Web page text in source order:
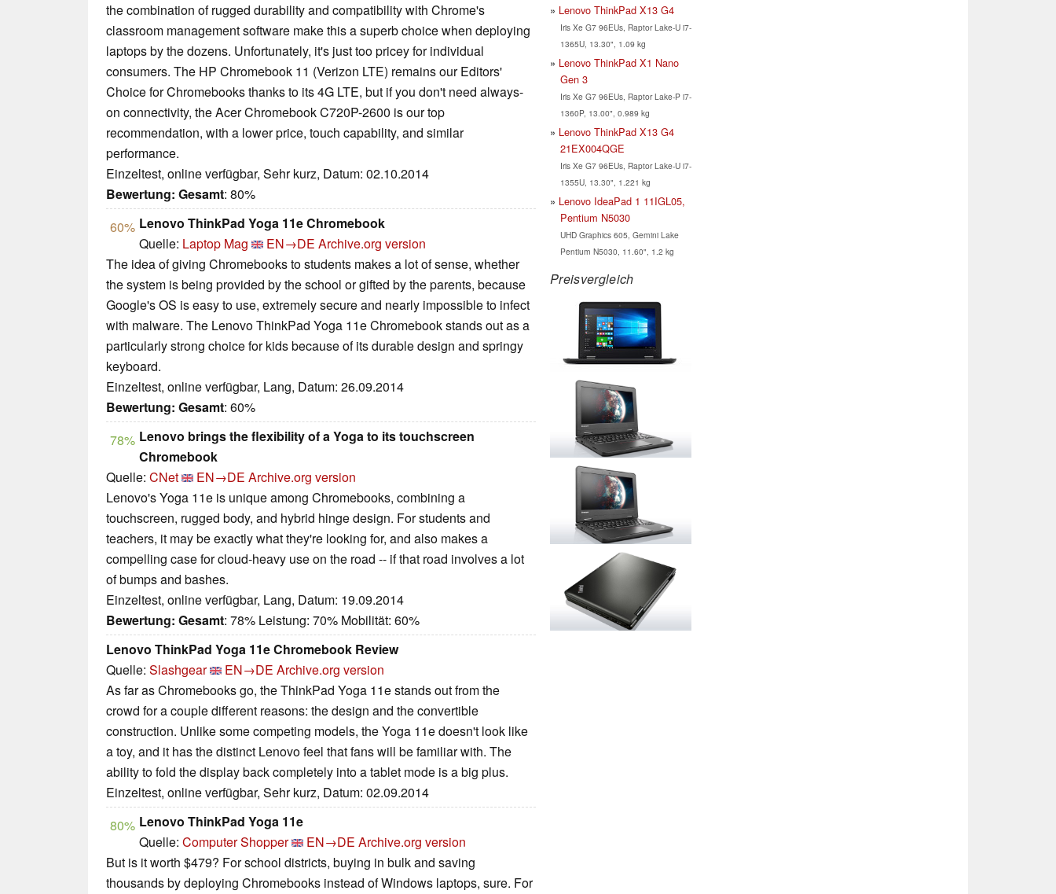
the combination of rugged durability and compatibility with Chrome's
classroom management software make this a superb choice when deploying
laptops by the dozens. Unfortunately, it's just too pricey for individual
consumers. The HP Chromebook 11 (Verizon LTE) remains our Editors'
Choice for Chromebooks thanks to its 4G LTE, but if you don't need always-
on connectivity, the Acer Chromebook C720P-2600 is our top
recommendation, with a lower price, touch capability, and similar
performance.
Einzeltest, online verfügbar, Sehr kurz, Datum: 02.10.2014
Bewertung: Gesamt: 80%
60% Lenovo ThinkPad Yoga 11e Chromebook
Quelle: Laptop Mag EN→DE Archive.org version
The idea of giving Chromebooks to students makes a lot of sense, whether
the system is being provided by the school or gifted by the parents, because
Google's OS is easy to use, extremely secure and nearly impossible to infect
with malware. The Lenovo ThinkPad Yoga 11e Chromebook stands out as a
particularly strong choice for kids because of its durable design and springy
keyboard.
Einzeltest, online verfügbar, Lang, Datum: 26.09.2014
Bewertung: Gesamt: 60%
78% Lenovo brings the flexibility of a Yoga to its touchscreen
Chromebook
Quelle: CNet EN→DE Archive.org version
Lenovo's Yoga 11e is unique among Chromebooks, combining a
touchscreen, rugged body, and hybrid hinge design. For students and
teachers, it may be exactly what they're looking for, and also makes a
compelling case for cloud-heavy use on the road -- if that road involves a lot
of bumps and bashes.
Einzeltest, online verfügbar, Lang, Datum: 19.09.2014
Bewertung: Gesamt: 78% Leistung: 70% Mobilität: 60%
Lenovo ThinkPad Yoga 11e Chromebook Review
Quelle: Slashgear EN→DE Archive.org version
As far as Chromebooks go, the ThinkPad Yoga 11e stands out from the
crowd for a couple different reasons: the design and the convertible
construction. Unlike some competing models, the Yoga 11e doesn't look like
a toy, and it has the distinct Lenovo feel that fans will be familiar with. The
ability to fold the display back completely into a tablet mode is a big plus.
Einzeltest, online verfügbar, Sehr kurz, Datum: 02.09.2014
80% Lenovo ThinkPad Yoga 11e
Quelle: Computer Shopper EN→DE Archive.org version
But is it worth $479? For school districts, buying in bulk and saving
thousands by deploying Chromebooks instead of Windows laptops, sure. For
Lenovo ThinkPad X13 G4
Iris Xe G7 96EUs, Raptor Lake-U i7-
1365U, 13.30", 1.09 kg
Lenovo ThinkPad X1 Nano
Gen 3
Iris Xe G7 96EUs, Raptor Lake-P i7-
1360P, 13.00", 0.989 kg
Lenovo ThinkPad X13 G4
21EX004QGE
Iris Xe G7 96EUs, Raptor Lake-U i7-
1355U, 13.30", 1.221 kg
Lenovo IdeaPad 1 11IGL05,
Pentium N5030
UHD Graphics 605, Gemini Lake
Pentium N5030, 11.60", 1.2 kg
Preisvergleich